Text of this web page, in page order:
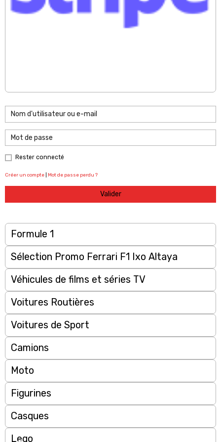
Rester connecté
Créer un compte Mot de passe perdu ?
Valider
Formule 1
Sélection Promo Ferrari F1 Ixo Altaya
Véhicules de films et séries TV
Voitures Routières
Voitures de Sport
Camions
Moto
Figurines
Casques
Lego